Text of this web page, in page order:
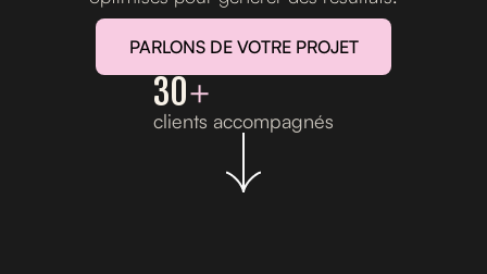
PARLONS DE VOTRE PROJET
30+
clients accompagnés